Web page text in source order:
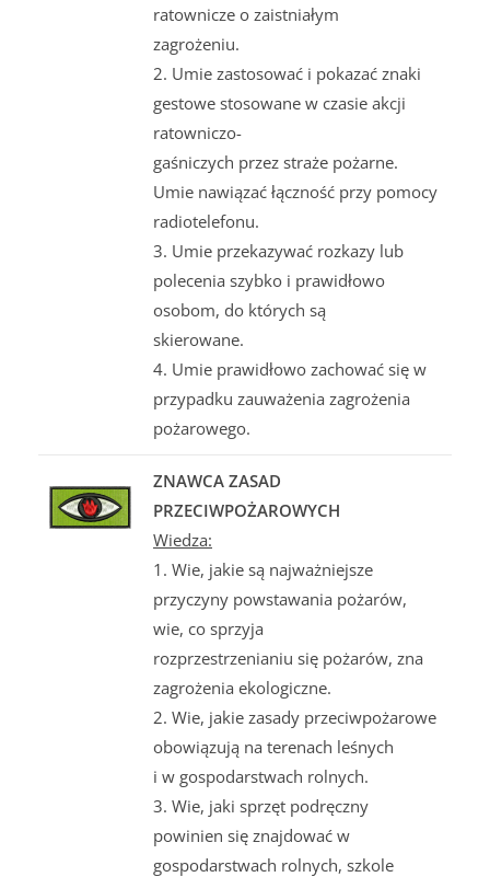
ratownicze o zaistniałym
zagrożeniu.
2. Umie zastosować i pokazać znaki
gestowe stosowane w czasie akcji
ratowniczo-
gaśniczych przez straże pożarne.
Umie nawiązać łączność przy pomocy
radiotelefonu.
3. Umie przekazywać rozkazy lub
polecenia szybko i prawidłowo
osobom, do których są
skierowane.
4. Umie prawidłowo zachować się w
przypadku zauważenia zagrożenia
pożarowego.
ZNAWCA ZASAD
PRZECIWPOŻAROWYCH
Wiedza:
1. Wie, jakie są najważniejsze
przyczyny powstawania pożarów,
wie, co sprzyja
rozprzestrzenianiu się pożarów, zna
zagrożenia ekologiczne.
2. Wie, jakie zasady przeciwpożarowe
obowiązują na terenach leśnych
i w gospodarstwach rolnych.
3. Wie, jaki sprzęt podręczny
powinien się znajdować w
gospodarstwach rolnych, szkole